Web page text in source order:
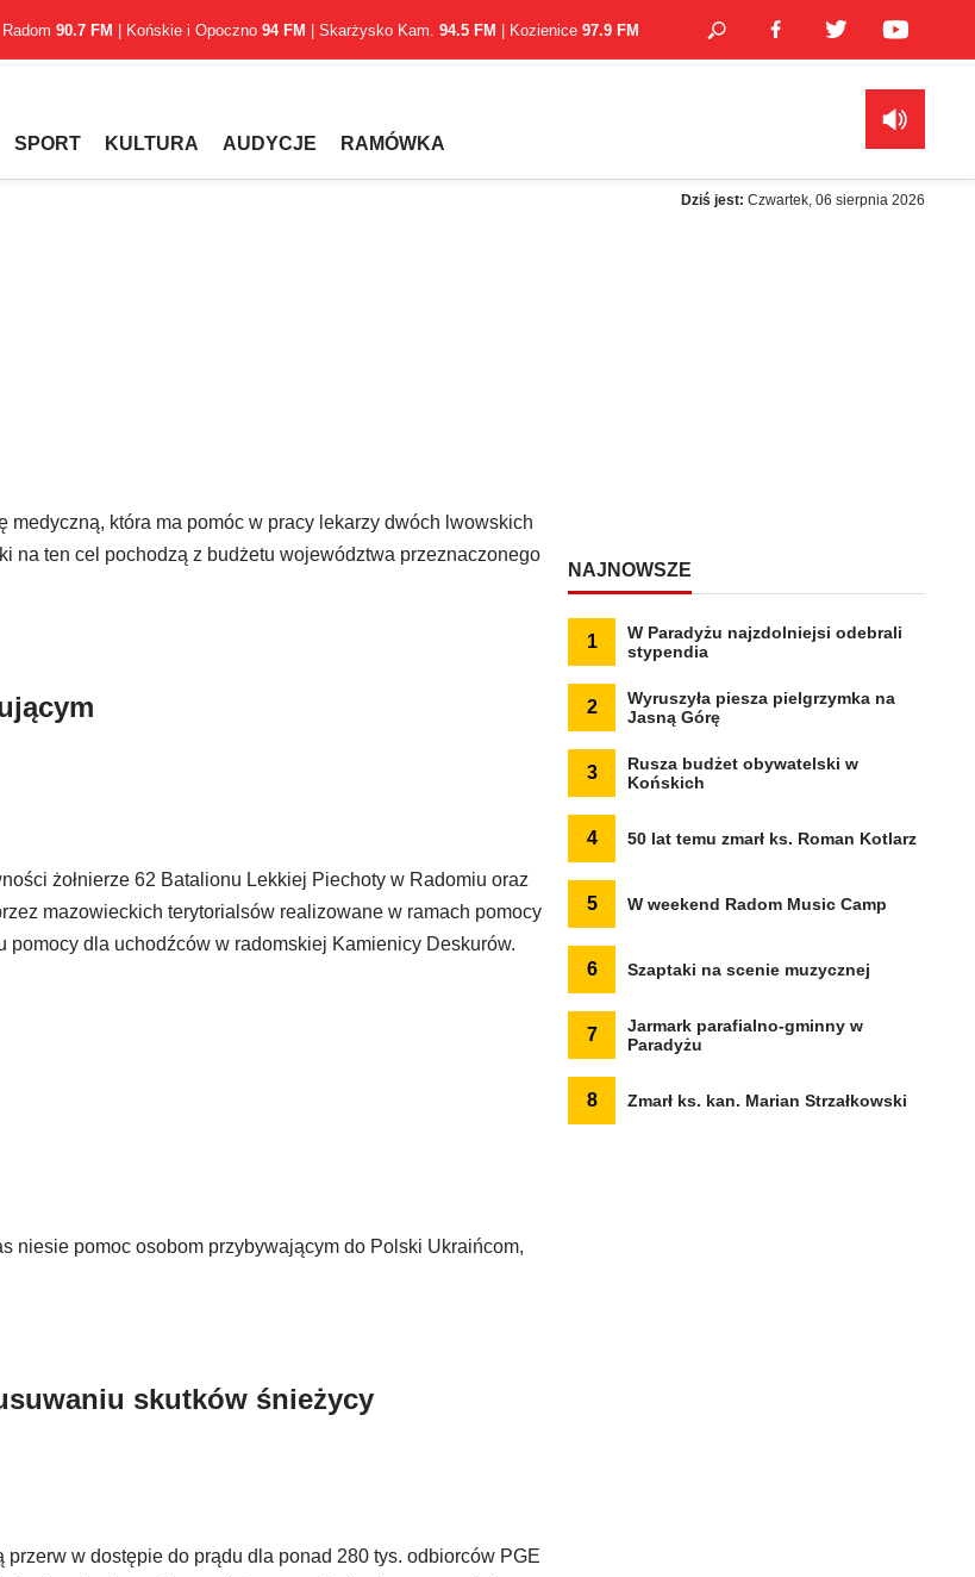
Radom 90.7 FM | Końskie i Opoczno 94 FM | Skarżysko Kam. 94.5 FM | Kozienice 97.9 FM
SPORT KULTURA AUDYCJE RAMÓWKA
Dziś jest: Czwartek, 06 sierpnia 2026
która ma pomóc w pracy lekarzy dwóch lwowskich
na ten cel pochodzą z budżetu województwa przeznaczonego
żołnierze 62 Batalionu Lekkiej Piechoty w Radomiu oraz
mazowieckich terytorialsów realizowane w ramach pomocy
pomocy dla uchodźców w radomskiej Kamienicy Deskurów.
niesie pomoc osobom przybywającym do Polski Ukraińcom,
skutków śnieżycy
w dostępie do prądu dla ponad 280 tys. odbiorców PGE
NAJNOWSZE
1
W Paradyżu najzdolniejsi odebrali
stypendia
2
Wyruszyła piesza pielgrzymka na
Jasną Górę
3
Rusza budżet obywatelski w
Końskich
4 50 lat temu zmarł ks. Roman Kotlarz
5 W weekend Radom Music Camp
6 Szaptaki na scenie muzycznej
7
Jarmark parafialno-gminny w
Paradyżu
8 Zmarł ks. kan. Marian Strzałkowski